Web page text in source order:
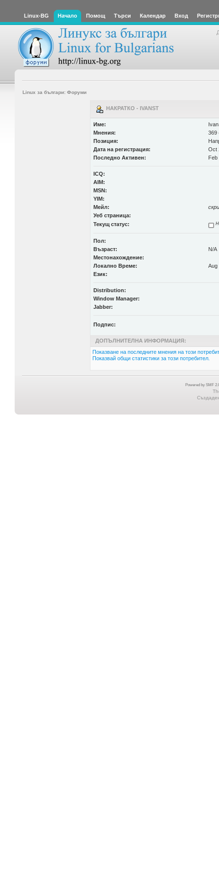
Linux-BG Начало Помощ Търси Календар Вход
Linux за българи: Форуми
НАКРАТКО - IVANST
Име:
Мнения:
369
Позиция:
Дата на регистрация:
Oct
Последно Активен:
Feb
ICQ:
AIM:
MSN:
YIM:
Мейл:
Уеб страница:
Текущ статус:
Пол:
Възраст:
N/A
Местонахождение:
Локално Време:
Aug
Език:
Distribution:
Window Manager:
Jabber:
Подпис:
ДОПЪЛНИТЕЛНА ИНФОРМАЦИЯ:
Показване на последните мнения на този
Показвай общи статистики за този потребител.
Powered by SMF